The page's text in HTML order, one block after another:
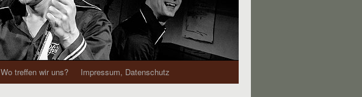
Wo treffen wir uns? Impressum, Datenschutz